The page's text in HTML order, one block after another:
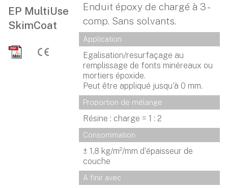
EP MultiUse
SkimCoat
Enduit époxy de chargé à 3 -
comp. Sans solvants.
Application
Egalisation/resurfaçage au
remplissage de fonts minéreaux ou
mortiers époxide.
Peut être appliqué jusqu'à 0 mm.
Proportion de mélange
Résine : charge = 1 : 2
Consommation
± 1,8 kg/m²/mm d'épaisseur de
couche
A finir avec